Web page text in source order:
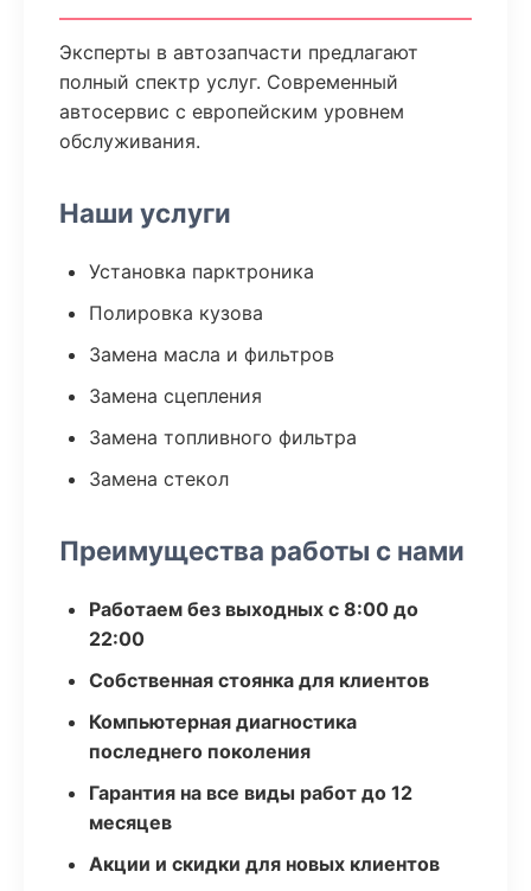
Эксперты в автозапчасти предлагают
полный спектр услуг. Современный
автосервис с европейским уровнем
обслуживания.
Наши услуги
Установка парктроника
Полировка кузова
Замена масла и фильтров
Замена сцепления
Замена топливного фильтра
Замена стекол
Преимущества работы с нами
Работаем без выходных с 8:00 до
22:00
Собственная стоянка для клиентов
Компьютерная диагностика
последнего поколения
Гарантия на все виды работ до 12
месяцев
Акции и скидки для новых клиентов